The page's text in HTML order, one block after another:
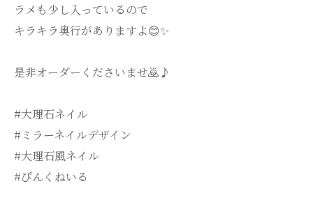
ラメも少し入っているので
キラキラ奥行がありますよ😊✨
是非オーダーくださいませ🙇♪
#大理石ネイル
#ミラーネイルデザイン
#大理石風ネイル
#ぴんくねいる